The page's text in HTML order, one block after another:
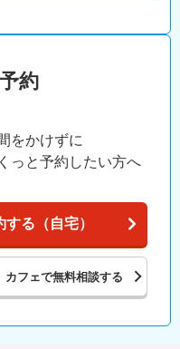
約
をかけずに
っと予約したい方へ
る（自宅）
カフェで無料相談する